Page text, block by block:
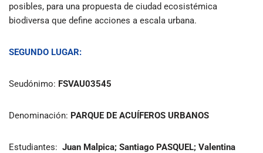
posibles, para una propuesta de ciudad ecosistémica
biodiversa que define acciones a escala urbana.
SEGUNDO LUGAR:
Seudónimo: FSVAU03545
Denominación: PARQUE DE ACUÍFEROS URBANOS
Estudiantes: Juan Malpica; Santiago PASQUEL; Valentina